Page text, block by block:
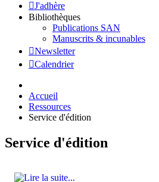
J'adhère
Bibliothèques
Publications SAN
Manuscrits & incunables
Newsletter
Calendrier
Accueil
Ressources
Service d'édition
Service d'édition